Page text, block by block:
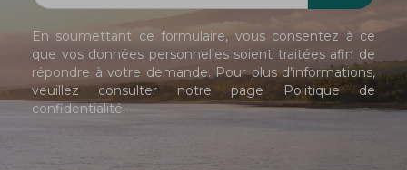
En soumettant ce formulaire, vous consentez à ce
que vos données personnelles soient traitées afin de
répondre à votre demande. Pour plus d’informations,
veuillez consulter notre page Politique de
confidentialité.